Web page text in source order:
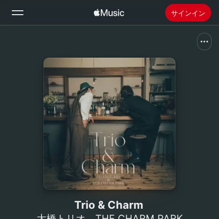
サインイン
ホーム
新着おすすめ
ラジオ
Apple Musicをインストール
Trio & Charm